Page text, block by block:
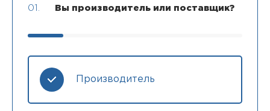
01. Вы производитель или поставщик?
Производитель